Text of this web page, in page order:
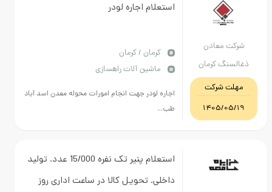
کرمان
استعلام اجاره لودر
كرمان / کرمان
ماشین آلات راهسازی
اجاره لودر جهت انجام امورات محوله معدن اسد آباد
طب...
استعلام پنیر تک نفره 15/000 عدد. تولید
داخلی. تحویل کالا در ساعت اداری روز